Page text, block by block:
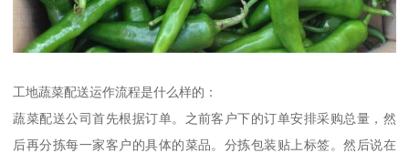
工地蔬菜配送运作流程是什么样的：
蔬菜配送公司首先根据订单。之前客户下的订单安排采购总量，然
后再分拣每一家客户的具体的菜品。分拣包装贴上标签。然后说在